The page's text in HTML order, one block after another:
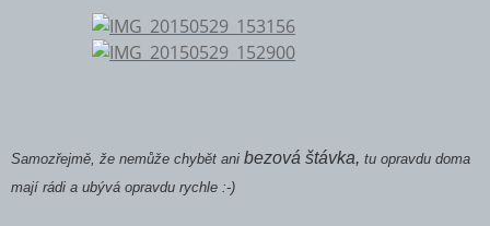
Samozřejmě, že nemůže chybět ani bezová štávka, tu opravdu doma
mají rádi a ubývá opravdu rychle :-)